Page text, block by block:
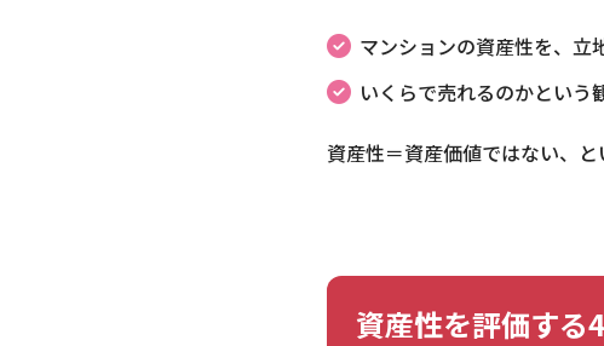
マンションの資産性を、立
いくらで売れるのかという
資産性＝資産価値ではない、
資産性を評価する